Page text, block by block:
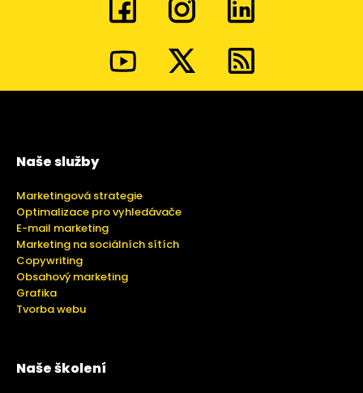
Naše služby
Marketingová strategie
Optimalizace pro vyhledávače
E-mail marketing
Marketing na sociálních sítích
Copywriting
Obsahový marketing
Grafika
Tvorba webu
Naše školení